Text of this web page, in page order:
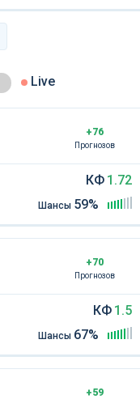
Live
+76
Прогнозов
КФ 1.72
Шансы 59%
+70
Прогнозов
КФ 1.5
Шансы 67%
+59